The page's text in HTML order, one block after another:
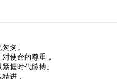
匆。
使命的尊重，
握时代脉搏。
进，